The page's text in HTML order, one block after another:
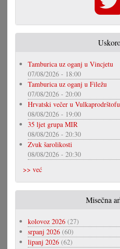
Tamburica uz oganj u Vincjetu
07/08/2026 - 18:00
Tamburica uz oganj u Filežu
07/08/2026 - 20:00
Hrvatski večer u
08/08/2026 - 19:00
35 ljet grupa MIR
08/08/2026 - 20:30
Zvuk šarolikosti
08/08/2026 - 20:30
>> već
Misečna
kolovoz 2026 (27)
srpanj 2026 (60)
lipanj 2026 (62)